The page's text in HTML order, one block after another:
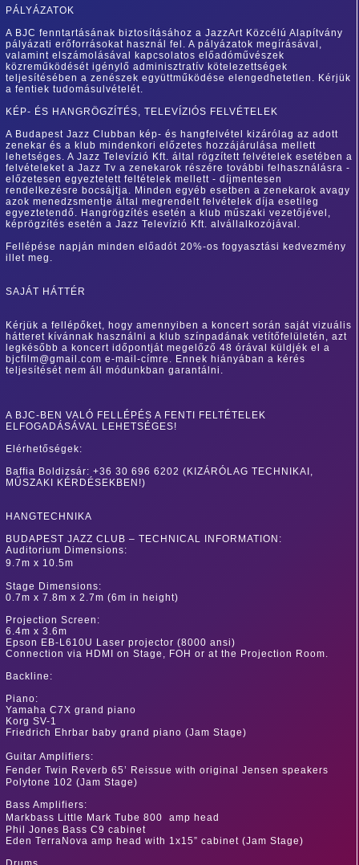
PÁLYÁZATOK
A BJC fenntartásának biztosításához a JazzArt Közcélú Alapítvány
pályázati erőforrásokat használ fel. A pályázatok megírásával,
valamint elszámolásával kapcsolatos előadóművészek
közreműködését igénylő adminisztratív kötelezettségek
teljesítésében a zenészek együttműködése elengedhetetlen. Kérjük
a fentiek tudomásulvételét.
KÉP- ÉS HANGRÖGZÍTÉS, TELEVÍZIÓS FELVÉTELEK
A Budapest Jazz Clubban kép- és hangfelvétel kizárólag az adott
zenekar és a klub mindenkori előzetes hozzájárulása mellett
lehetséges. A Jazz Televízió Kft. által rögzített felvételek esetében a
felvételeket a Jazz Tv a zenekarok részére további felhasználásra -
előzetesen egyeztetett feltételek mellett - díjmentesen
rendelkezésre bocsájtja. Minden egyéb esetben a zenekarok avagy
azok menedzsmentje által megrendelt felvételek díja esetileg
egyeztetendő. Hangrögzítés esetén a klub műszaki vezetőjével,
képrögzítés esetén a Jazz Televízió Kft. alvállalkozójával.
Fellépése napján minden előadót 20%-os fogyasztási kedvezmény
illet meg.
SAJÁT HÁTTÉR
Kérjük a fellépőket, hogy amennyiben a koncert során saját vizuális
hátteret kívánnak használni a klub színpadának vetítőfelületén, azt
legkésőbb a koncert időpontját megelőző 48 órával küldjék el a
bjcfilm@gmail.com e-mail-címre. Ennek hiányában a kérés
teljesítését nem áll módunkban garantálni.
A BJC-BEN VALÓ FELLÉPÉS A FENTI FELTÉTELEK
ELFOGADÁSÁVAL LEHETSÉGES!
Elérhetőségek:
Baffia Boldizsár: +36 30 696 6202 (KIZÁRÓLAG TECHNIKAI,
MŰSZAKI KÉRDÉSEKBEN!)
HANGTECHNIKA
BUDAPEST JAZZ CLUB – TECHNICAL INFORMATION:
Auditorium Dimensions:
9.7m x 10.5m
Stage Dimensions:
0.7m x 7.8m x 2.7m (6m in height)
Projection Screen:
6.4m x 3.6m
Epson EB-L610U Laser projector (8000 ansi)
Connection via HDMI on Stage, FOH or at the Projection Room.
Backline:
Piano:
Yamaha C7X grand piano
Korg SV-1
Friedrich Ehrbar baby grand piano (Jam Stage)
Guitar Amplifiers:
Fender Twin Reverb 65’ Reissue with original Jensen speakers
Polytone 102 (Jam Stage)
Bass Amplifiers:
Markbass Little Mark Tube 800 amp head
Phil Jones Bass C9 cabinet
Eden TerraNova amp head with 1x15” cabinet (Jam Stage)